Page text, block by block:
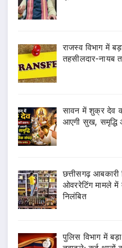
राजस्व विभाग में
तहसीलदार-नायब
सावन में शुक्र देव
आएगी सुख, समृद्धि
छत्तीसगढ़ आबकारी
ओवररेटिंग मामले में
निलंबित
पुलिस विभाग में